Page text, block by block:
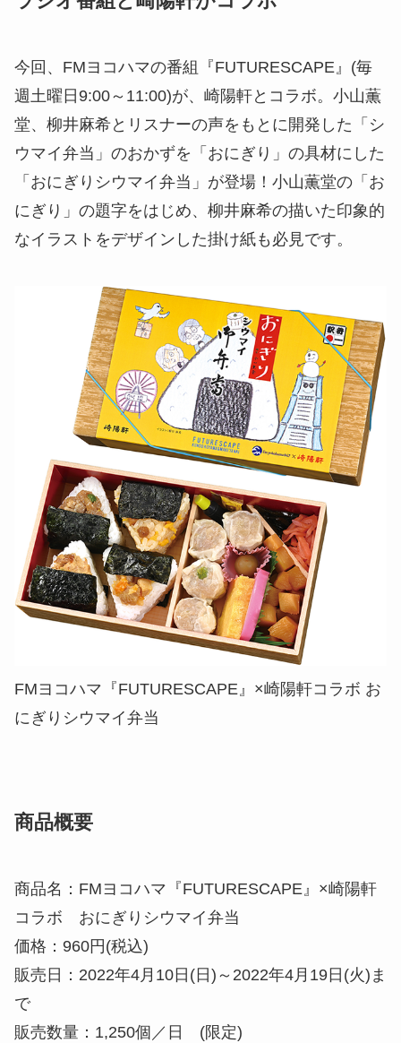
今回、FMヨコハマの番組『FUTURESCAPE』(毎
週土曜日9:00～11:00)が、崎陽軒とコラボ。小山薫
堂、柳井麻希とリスナーの声をもとに開発した「シ
ウマイ弁当」のおかずを「おにぎり」の具材にした
「おにぎりシウマイ弁当」が登場！小山薫堂の「お
にぎり」の題字をはじめ、柳井麻希の描いた印象的
なイラストをデザインした掛け紙も必見です。
FMヨコハマ『FUTURESCAPE』×崎陽軒コラボ お
にぎりシウマイ弁当
商品概要
商品名：FMヨコハマ『FUTURESCAPE』×崎陽軒
コラボ おにぎりシウマイ弁当
価格：960円(税込)
販売日：2022年4月10日(日)～2022年4月19日(火)ま
で
販売数量：1,250個／日 (限定)